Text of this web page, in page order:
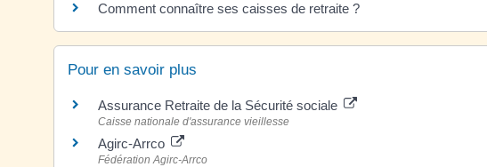
Comment connaître ses caisses de retraite ?
Pour en savoir plus
Assurance Retraite de la Sécurité sociale
Caisse nationale d'assurance vieillesse
Agirc-Arrco
Fédération Agirc-Arrco